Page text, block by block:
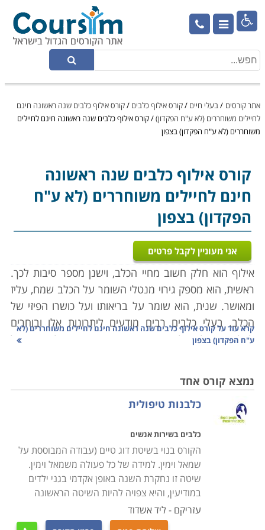

אתר קורסים /בעלי חיים /קורס אילוף כלבים /קורס אילוף כלבים שנה ראשונה חינם
לחיילים משוחררים (לא ע"ח הפקדון)/קורס אילוף כלבים שנה ראשונה חינם לחיילים
משוחררים (לא ע"ח הפקדון) בצפון
קורס אילוף כלבים שנה ראשונה
חינם לחיילים משוחררים (לא ע"ח
הפקדון) בצפון
אני מעוניין לקבל פרטים
אילוף הוא חלק חשוב מחיי הכלב, וישנן מספר סיבות לכך.
ראשית, הוא מספק גירוי מנטלי השומר על הכלב שמח, עליז
ומאושר. שנית, הוא שומר על בריאותו ועל כושרו הפיזי של
הכלב. בעלי כלבים רבים מודעים ליתרונות אלו ובוחרים
לאלף את כלבם לבד כתחביב. יחד עם זאת, חלק מהם כל
כלבים תוך שימוש בטווח רחב של כלים וידע מקצועי.
זהו מקצוע הדורש ידע רב וכלי עבודה מאוד ייחודיים
וספציפיים. היכולת להביא כלב לבצע פעולות התנהגותיות
שאנו, בני האדם, רוצים שיבצע, וזאת על אף שבמרבית
המקרים קיימת התנגשות בין רצונו והגירויים להם הוא
חשוף, ובין הרצונות שלנו, היא יכולת מרכזית במקצוע.
מה כולל הקורס
קורס אילוף כלבים נלמד הן כרענון עבור מאלפים פעילים,
קרא עוד עלקורס אילוף כלבים שנה ראשונה חינם לחיילים משוחררים (לא
ע"ח הפקדון) בצפון
נמצא קורס אחד
כלבנות טיפולית
כלבים בשירות אנשים
הקורס בנוי בשיטת דוג טיים (עבודה המבוססת על
שמאל וימין. למידה של כל פעולה משמאל וימין.
שיטה זו נחקרת השנה באופן אקדמי בגני ילדים
במודיעין, והיא צפויה להיות השיטה הראשונה
עזריקם - ליד אשדוד